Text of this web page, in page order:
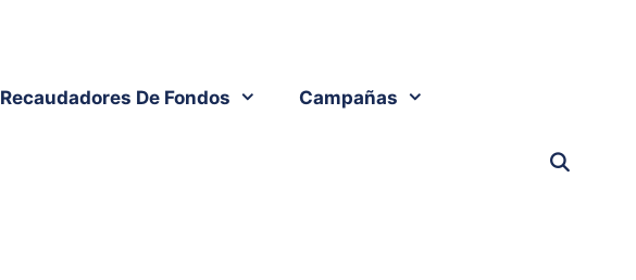
Recaudadores De Fondos Campañas